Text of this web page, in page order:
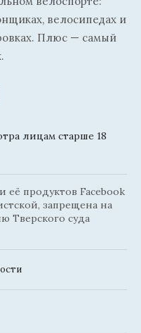
велосипедах и
Плюс — самый
лицам старше 18
её продуктов Facebook
запрещена на
Тверского суда